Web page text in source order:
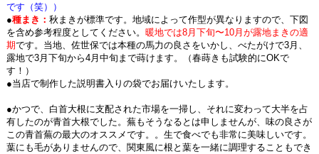
です（笑））
●種まき：秋まきが標準です。地域によって作型が異なりますので、下図
を含め参考程度としてください。暖地では8月下旬〜10月が露地まきの適
期です。当地、佐世保では本種の馬力の良さをいかし、べたがけで3月、
露地で3月下旬から4月中旬まで蒔けます。（春蒔きも試験的にOKで
す！）
●当店で制作した説明書入りの袋でお届けいたします。
●かつで、白首大根に支配された市場を一掃し、それに変わって大半を占
有したのが青首大根でした。蕪もそうなるとは申しませんが、味の良さが
この青首蕪の最大のオススメです。。生で食べでも非常に美味しいです。
葉にも毛がありませんので、関東風に根と葉を一緒に調理することもでき